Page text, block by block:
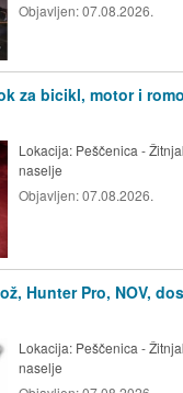
Objavljen:07.08.2026.
za bicikl, motor i
Lokacija: Peščenica -
naselje
Objavljen:07.08.2026.
Hunter Pro, NOV,
Lokacija: Peščenica -
naselje